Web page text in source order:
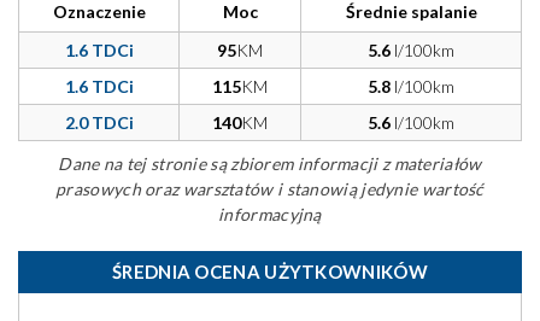
Oznaczenie Moc
Średnie spalanie
1.6 TDCi
95KM 5.6 l/100km
1.6 TDCi
115KM 5.8 l/100km
2.0 TDCi
140KM 5.6 l/100km
Dane na tej stronie są zbiorem informacji z materiałów
prasowych oraz warsztatów i stanowią jedynie wartość
informacyjną
ŚREDNIA OCENA UŻYTKOWNIKÓW